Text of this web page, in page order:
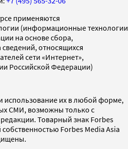
применяются
(информационные технологии
на основе сбора,
относящихся
сети «Интернет»,
Российской Федерации)
использование их в любой форме,
СМИ, возможны только с
Товарный знак Forbes
Forbes Media Asia